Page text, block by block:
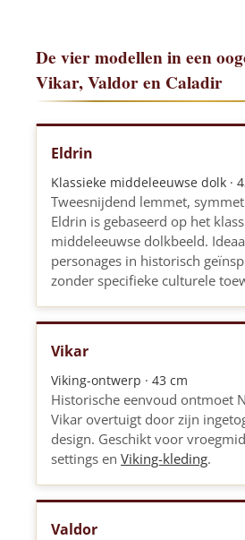
De vier modellen in een
Vikar, Valdor en Caladir
Eldrin
Klassieke middeleeuwse dolk ·
Tweesnijdend lemmet,
Eldrin is gebaseerd op het
middeleeuwse dolkbeeld.
personages in historisch
zonder specifieke culturele
Vikar
Viking-ontwerp · 43 cm
Historische eenvoud ontmoet
Vikar overtuigt door zijn
design. Geschikt voor
settings en Viking-kleding.
Valdor